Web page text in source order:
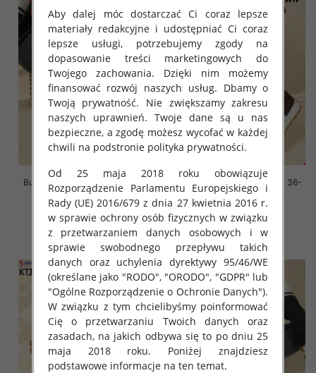
Buty sportowe damskie Roz 36-
41, 1 kolor Paczka 8 szt
88.00 zł
szczegóły
Buty sportowe damskie Roz 36-
41, 1 kolor Paczka 8 szt
88.00 zł
szczegóły
Aby dalej móc dostarczać Ci coraz lepsze
materiały redakcyjne i udostępniać Ci coraz
lepsze usługi, potrzebujemy zgody na
dopasowanie treści marketingowych do
Twojego zachowania. Dzięki nim możemy
finansować rozwój naszych usług. Dbamy o
Twoją prywatność. Nie zwiększamy zakresu
naszych uprawnień. Twoje dane są u nas
bezpieczne, a zgodę możesz wycofać w każdej
chwili na podstronie polityka prywatności.
Od 25 maja 2018 roku obowiązuje
Rozporządzenie Parlamentu Europejskiego i
Rady (UE) 2016/679 z dnia 27 kwietnia 2016 r.
w sprawie ochrony osób fizycznych w związku
z przetwarzaniem danych osobowych i w
sprawie swobodnego przepływu takich
danych oraz uchylenia dyrektywy 95/46/WE
(określane jako "RODO", "ORODO", "GDPR" lub
"Ogólne Rozporządzenie o Ochronie Danych").
W związku z tym chcielibyśmy poinformować
Cię o przetwarzaniu Twoich danych oraz
zasadach, na jakich odbywa się to po dniu 25
maja 2018 roku. Poniżej znajdziesz
podstawowe informacje na ten temat.